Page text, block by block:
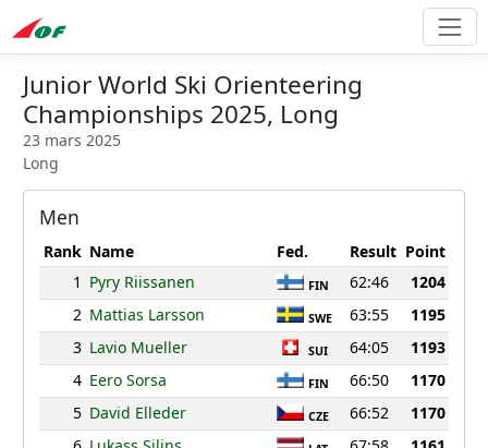
Junior World Ski Orienteering
Championships 2025, Long
23 mars 2025
Long
Men
Rank Name Fed. Result Point
1 Pyry Riissanen FIN 62:46
1204
2 Mattias Larsson SWE 63:55
1195
3 Lavio Mueller SUI 64:05
1193
4 Eero Sorsa FIN 66:50
1170
5 David Elleder CZE 66:52
1170